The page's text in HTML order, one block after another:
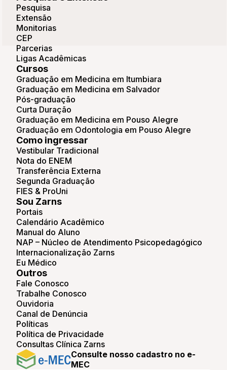
Pesquisa
Extensão
Monitorias
CEP
Parcerias
Ligas Acadêmicas
Cursos
Graduação em Medicina em Itumbiara
Graduação em Medicina em Salvador
Pós-graduação
Curta Duração
Graduação em Medicina em Pouso Alegre
Graduação em Odontologia em Pouso Alegre
Como ingressar
Vestibular Tradicional
Nota do ENEM
Transferência Externa
Segunda Graduação
FIES & ProUni
Sou Zarns
Portais
Calendário Acadêmico
Manual do Aluno
NAP – Núcleo de Atendimento Psicopedagógico
Internacionalização Zarns
Eu Médico
Outros
Fale Conosco
Trabalhe Conosco
Ouvidoria
Canal de Denúncia
Políticas
Política de Privacidade
Consultas Clínica Zarns
Consulte nosso cadastro no e-
MEC